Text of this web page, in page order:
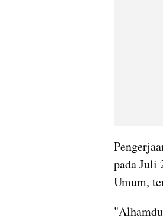
pada Juli
Umum,